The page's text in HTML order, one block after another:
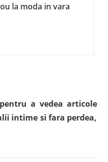
la moda in vara
a vedea articole
intime si fara perdea,